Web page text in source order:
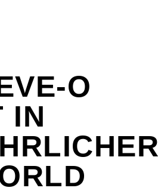
O
IN